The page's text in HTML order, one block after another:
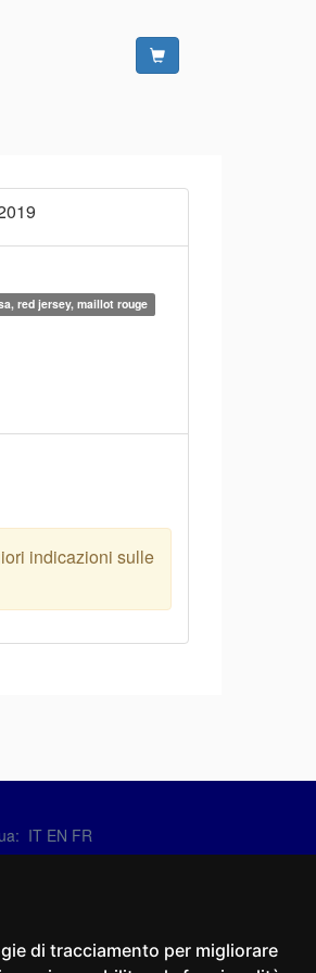
di tracciamento per migliorare
red jersey, maillot rouge
indicazioni sulle
IT EN FR